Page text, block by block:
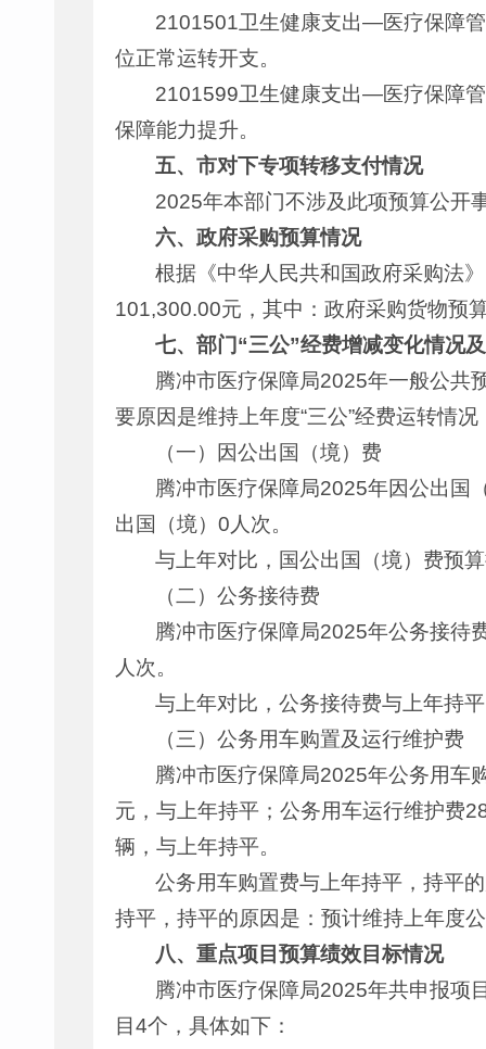
2101501卫生健康支出—医疗保障
位正常运转开支。
2101599卫生健康支出—医疗保障
保障能力提升。
五、市对下专项转移支付情况
2025年本部门不涉及此项预算公开
六、政府采购预算情况
根据《中华人民共和国政府采购法
101,300.00元，其中：政府采购货物预
七、部门“三公”经费增减变化情况
腾冲市医疗保障局2025年一般公共
要原因是维持上年度“三公”经费运转情
（一）因公出国（境）费
腾冲市医疗保障局2025年因公出国
出国（境）0人次。
与上年对比，国公出国（境）费预
（二）公务接待费
腾冲市医疗保障局2025年公务接待
人次。
与上年对比，公务接待费与上年持
（三）公务用车购置及运行维护费
腾冲市医疗保障局2025年公务用车
元，与上年持平；公务用车运行维护费
辆，与上年持平。
公务用车购置费与上年持平，持平
持平，持平的原因是：预计维持上年度
八、重点项目预算绩效目标情况
腾冲市医疗保障局2025年共申报项
目4个，具体如下：